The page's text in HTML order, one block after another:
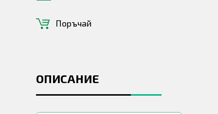
Поръчай
ОПИСАНИЕ